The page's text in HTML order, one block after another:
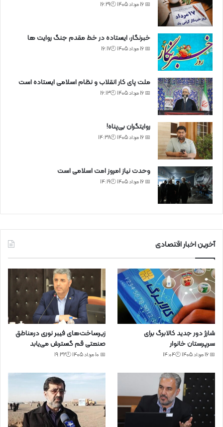
📅 16 مرداد 1405 🕙16:29
خبرنگار، ایستاده در خط مقدم جنگ روایت ها
📅 16 مرداد 1405 🕙16:17
ملت پای کار انقلاب و نظام اسلامی ایستاده است
📅 16 مرداد 1405 🕙16:13
روایتگران بی‌پناه!
📅 16 مرداد 1405 🕙14:38
وحدت نیاز امروز امت اسلامی است
📅 16 مرداد 1405 🕙14:19
آخرین اخبار اقتصادی
شارژ دور جدید کالابرگ برای
سرپرستان خانوار
📅 16 مرداد 1405 🕙14:04
زیرساخت‌های فیبر نوری درمناطق
صنعتی قم گسترش می‌یابد
📅 10 مرداد 1405 🕙19:32